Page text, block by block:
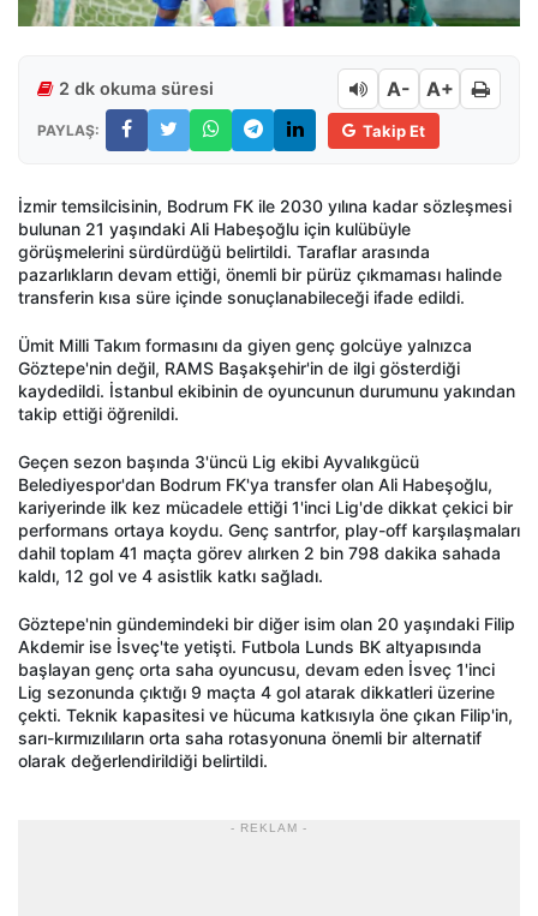
2 dk okuma süresi A- A+
PAYLAŞ: Takip Et
İzmir temsilcisinin, Bodrum FK ile 2030 yılına kadar sözleşmesi
bulunan 21 yaşındaki Ali Habeşoğlu için kulübüyle
görüşmelerini sürdürdüğü belirtildi. Taraflar arasında
pazarlıkların devam ettiği, önemli bir pürüz çıkmaması halinde
transferin kısa süre içinde sonuçlanabileceği ifade edildi.
Ümit Milli Takım formasını da giyen genç golcüye yalnızca
Göztepe'nin değil, RAMS Başakşehir'in de ilgi gösterdiği
kaydedildi. İstanbul ekibinin de oyuncunun durumunu yakından
takip ettiği öğrenildi.
Geçen sezon başında 3'üncü Lig ekibi Ayvalıkgücü
Belediyespor'dan Bodrum FK'ya transfer olan Ali Habeşoğlu,
kariyerinde ilk kez mücadele ettiği 1'inci Lig'de dikkat çekici bir
performans ortaya koydu. Genç santrfor, play-off karşılaşmaları
dahil toplam 41 maçta görev alırken 2 bin 798 dakika sahada
kaldı, 12 gol ve 4 asistlik katkı sağladı.
Göztepe'nin gündemindeki bir diğer isim olan 20 yaşındaki Filip
Akdemir ise İsveç'te yetişti. Futbola Lunds BK altyapısında
başlayan genç orta saha oyuncusu, devam eden İsveç 1'inci
Lig sezonunda çıktığı 9 maçta 4 gol atarak dikkatleri üzerine
çekti. Teknik kapasitesi ve hücuma katkısıyla öne çıkan Filip'in,
sarı-kırmızılıların orta saha rotasyonuna önemli bir alternatif
olarak değerlendirildiği belirtildi.
- REKLAM -